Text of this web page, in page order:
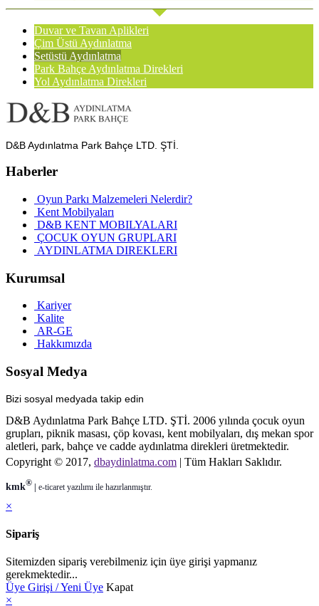
Duvar ve Tavan Aplikleri
Çim Üstü Aydınlatma
Setüstü Aydınlatma
Park Bahçe Aydınlatma Direkleri
Yol Aydınlatma Direkleri
D&B Aydınlatma Park Bahçe LTD. ŞTİ.
Haberler
Oyun Parkı Malzemeleri Nelerdir?
Kent Mobilyaları
D&B KENT MOBILYALARI
ÇOCUK OYUN GRUPLARI
AYDINLATMA DIREKLERI
Kurumsal
Kariyer
Kalite
AR-GE
Hakkımızda
Sosyal Medya
Bizi sosyal medyada takip edin
D&B Aydınlatma Park Bahçe LTD. ŞTİ. 2006 yılında çocuk oyun
grupları, piknik masası, çöp kovası, kent mobilyaları, dış mekan spor
aletleri, park, bahçe ve cadde aydınlatma direkleri üretmektedir.
Copyright © 2017, dbaydinlatma.com | Tüm Hakları Saklıdır.
kmk® | e-ticaret yazılımı ile hazırlanmıştır.
×
Sipariş
Sitemizden sipariş verebilmeniz için üye girişi yapmanız
gerekmektedir...
Üye Girişi / Yeni Üye Kapat
×